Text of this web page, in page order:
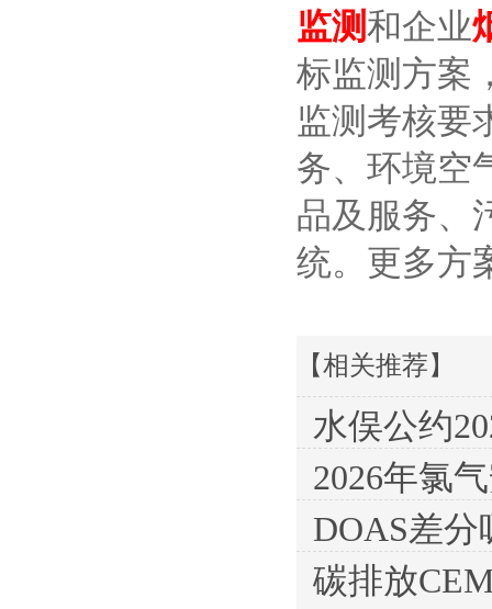
监测和企业
标监测方案
监测考核要
务、环境空
品及服务、
统。更多方
【相关推荐】
水俣公约
2026年氯
DOAS差
碳排放